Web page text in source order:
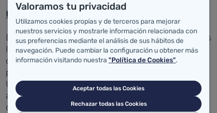
Urgencias ginecológicas
Desde las 9 de la mañana también están operativas
las nuevas urgencias obstétricas y ginecológicas
de Valdecilla, que se encuentran ubicadas en la
planta -1 del Pabellón 13, junto al Servicio de
Urgencias general. Durante la primera hora de
actividad se han atendido tres urgencias
obstétricas, una de ellas ha sido una mujer
Valoramos tu privacidad
Utilizamos cookies propias y de terceros para mejorar
nuestros servicios y mostrarle información relacionada con
sus preferencias mediante el análisis de sus hábitos de
navegación. Puede cambiar la configuración u obtener más
información visitando nuestra "Política de Cookies".
Aceptar todas las Cookies
Rechazar todas las Cookies